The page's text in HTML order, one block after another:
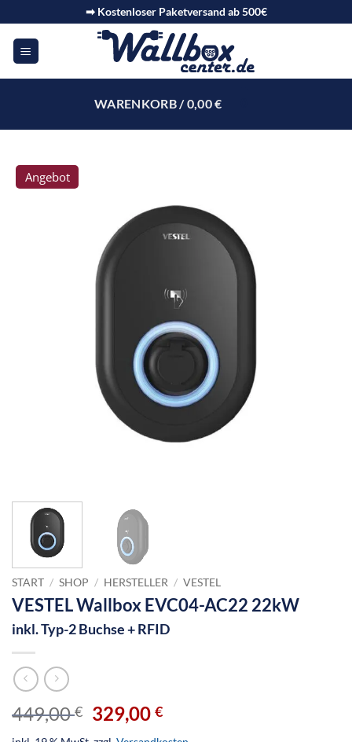
➡ Kostenloser Paketversand ab 500€
WARENKORB /0,00€
Angebot
START / SHOP / HERSTELLER / VESTEL
VESTEL Wallbox EVC04-AC22 22kW
inkl. Typ-2 Buchse + RFID
449,00€ 329,00€